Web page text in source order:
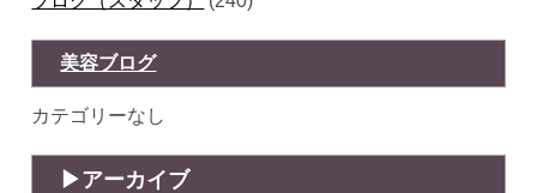
美容ブログ
カテゴリーなし
アーカイブ